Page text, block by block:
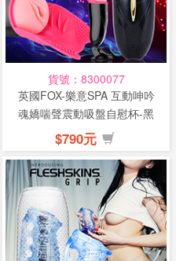
貨號：8300077
英國FOX-樂意SPA 互動呻吟
魂嬌喘聲震動吸盤自慰杯-黑
(...
$790元